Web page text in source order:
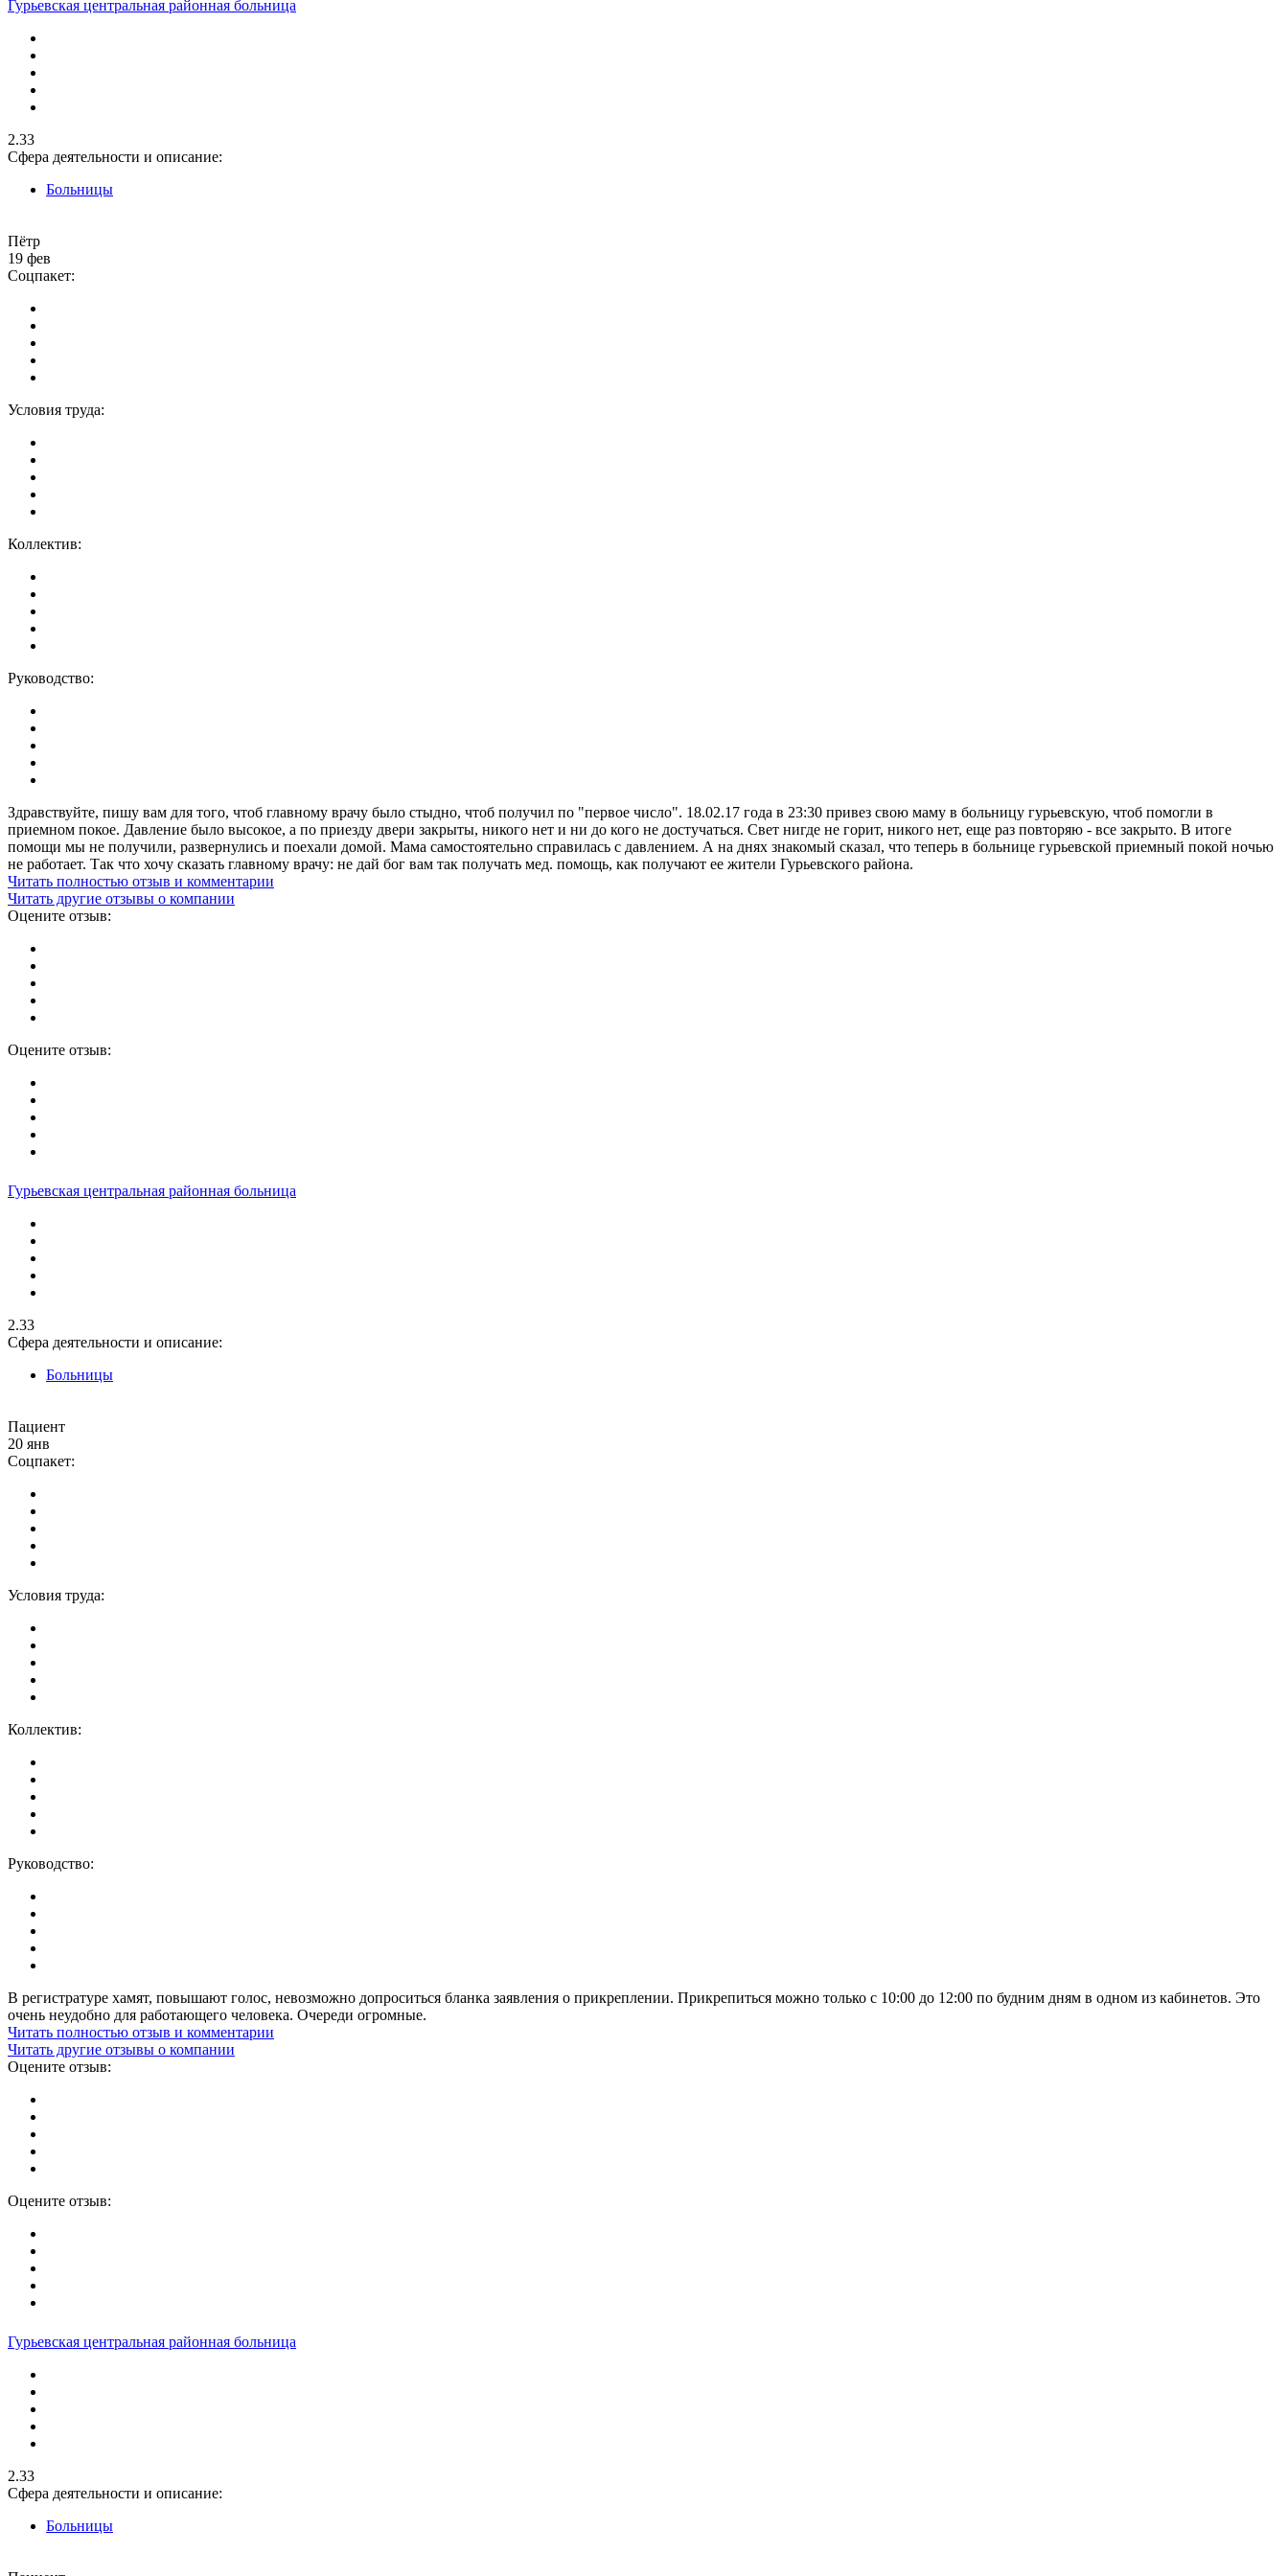
Гурьевская центральная районная больница
2.33
Сфера деятельности и описание:
Больницы
Пётр
19 фев
Соцпакет:
Условия труда:
Коллектив:
Руководство:
Здравствуйте, пишу вам для того, чтоб главному врачу было стыдно, чтоб получил по "первое число". 18.02.17 года в 23:30 привез свою маму в больницу гурьевскую, чтоб помогли в
приемном покое. Давление было высокое, а по приезду двери закрыты, никого нет и ни до кого не достучаться. Свет нигде не горит, никого нет, еще раз повторяю - все закрыто. В итоге
помощи мы не получили, развернулись и поехали домой. Мама самостоятельно справилась с давлением. А на днях знакомый сказал, что теперь в больнице гурьевской приемный покой ночью
не работает. Так что хочу сказать главному врачу: не дай бог вам так получать мед. помощь, как получают ее жители Гурьевского района.
Читать полностью отзыв и комментарии
Читать другие отзывы о компании
Оцените отзыв:
Оцените отзыв:
Гурьевская центральная районная больница
2.33
Сфера деятельности и описание:
Больницы
Пациент
20 янв
Соцпакет:
Условия труда:
Коллектив:
Руководство:
В регистратуре хамят, повышают голос, невозможно допроситься бланка заявления о прикреплении. Прикрепиться можно только с 10:00 до 12:00 по будним дням в одном из кабинетов. Это
очень неудобно для работающего человека. Очереди огромные.
Читать полностью отзыв и комментарии
Читать другие отзывы о компании
Оцените отзыв:
Оцените отзыв:
Гурьевская центральная районная больница
2.33
Сфера деятельности и описание:
Больницы